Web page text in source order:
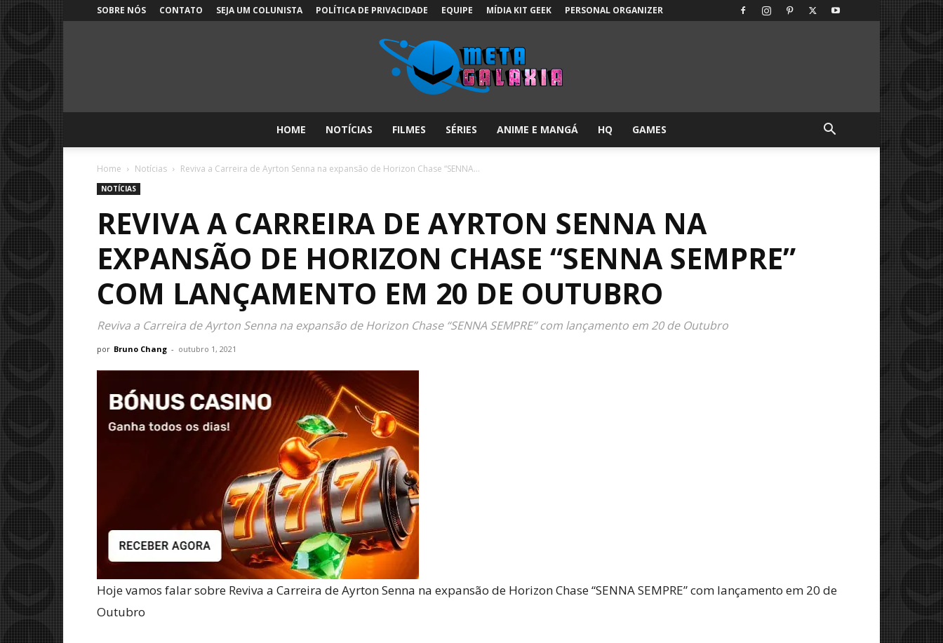
SOBRE NÓS CONTATO SEJA UM COLUNISTA POLÍTICA DE PRIVACIDADE EQUIPE MÍDIA KIT GEEK PERSONAL ORGANIZER
Galáxia:
Reviews
sobre
HOME NOTÍCIAS FILMES SÉRIES ANIME E MANGÁ HQ GAMES
Home Notícias Reviva a Carreira de Ayrton Senna na expansão de Horizon Chase “SENNA...
NOTÍCIAS
REVIVA A CARREIRA DE AYRTON SENNA NA
EXPANSÃO DE HORIZON CHASE “SENNA SEMPRE”
COM LANÇAMENTO EM 20 DE OUTUBRO
Reviva a Carreira de Ayrton Senna na expansão de Horizon Chase “SENNA SEMPRE” com lançamento em 20 de Outubro
por Bruno Chang - outubro 1, 2021
Hoje vamos falar sobre Reviva a Carreira de Ayrton Senna na expansão de Horizon Chase “SENNA SEMPRE” com lançamento em 20 de
Outubro